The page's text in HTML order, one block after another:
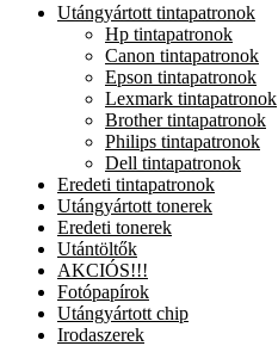
Utángyártott tintapatronok
Hp tintapatronok
Canon tintapatronok
Epson tintapatronok
Lexmark tintapatronok
Brother tintapatronok
Philips tintapatronok
Dell tintapatronok
Eredeti tintapatronok
Utángyártott tonerek
Eredeti tonerek
Utántöltők
AKCIÓS!!!
Fotópapírok
Utángyártott chip
Irodaszerek